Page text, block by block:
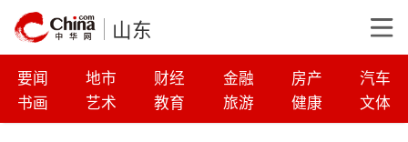
山东
要闻 地市 财经 金融 房产
汽车
书画
艺术 教育 旅游 健康 文体